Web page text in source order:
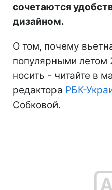
сочетаются
дизайном.
О том, почему
популярными летом
носить - читайте в
редактора РБК-
Собковой.